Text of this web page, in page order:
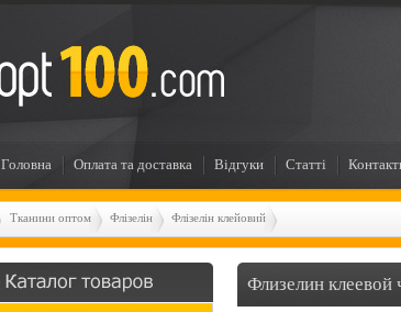
Головна Оплата та доставка Відгуки Статті
Тканини оптом Флізелін Флізелін клейовий
Флизелин